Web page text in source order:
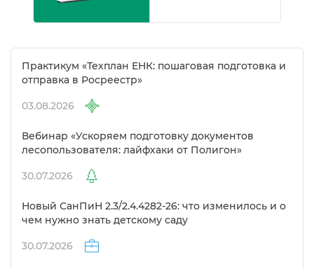
Практикум «Техплан ЕНК: пошаговая подготовка и
отправка в Росреестр»
03.08.2026
ебинар «Ускоряем подготовку документо
лесопользователя: лайфхаки от Полигон»
30.07.2026
Новый СанПиН 2.3/2.4.4282-26: что изменилось и о
чем нужно знать детскому саду
30.07.2026